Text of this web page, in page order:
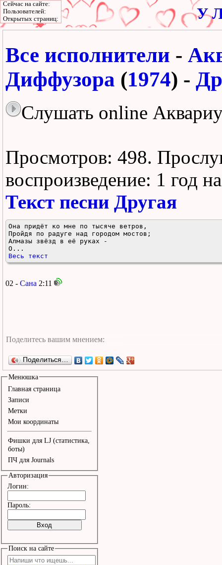
У
Все исполнители -
Диффузора (1974) -
Слушать online
Просмотров: 498.
воспроизведение: 1 год
Текст песни Другая
Она придёт ко мне по тысяче ветров,
Пройдя по радуге над городом мостов;
Алмазы звёзд в её руках -
О...
Весь текст
02 - Сана 2:11
Поделиться…
Менюшка
Главная страница
Записи
Метки
Мои координаты
Фишки для LJ (статистика,
боты)
ПЧ для Journals
Авторизация
Логин:
Пароль:
Поиск на сайте
Сейчас на сайте:
Пользователей:
Открытых страниц: